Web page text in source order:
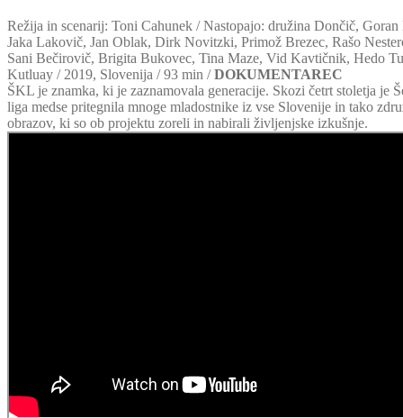
Režija in scenarij: Toni Cahunek / Nastopajo: družina Dončič,
Jaka Lakovič, Jan Oblak, Dirk Novitzki, Primož Brezec, Rašo
Sani Bečirovič, Brigita Bukovec, Tina Maze, Vid Kavtičnik, Hedo
Kutluay / 2019, Slovenija / 93 min /DOKUMENTAREC
ŠKL je znamka, ki je zaznamovala generacije. Skozi četrt stoletja je
liga medse pritegnila mnoge mladostnike iz vse Slovenije in tako
obrazov, ki so ob projektu zoreli in nabirali življenjske izkušnje.